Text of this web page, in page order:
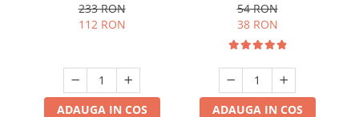
233 RON
112 RON
ADAUGA IN COS
54 RON
38 RON
ADAUGA IN COS